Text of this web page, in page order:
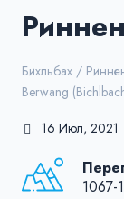
Бихльбах /
Berwang
16 Июл, 2021
1067-